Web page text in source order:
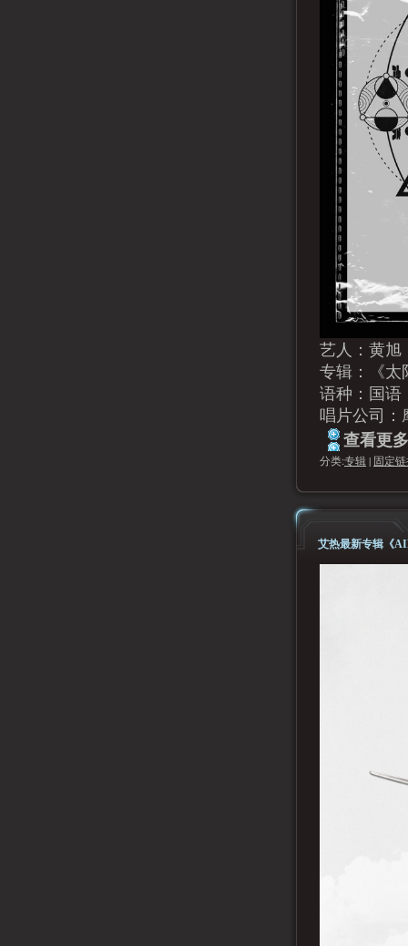
艺人：黄旭
专辑：《太
语种：国语
唱片公司：
查看更
分类:专辑| 固定
艾热最新专辑《